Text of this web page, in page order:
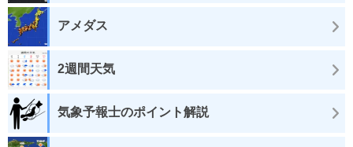
アメダス
2週間天気
気象予報士のポイント解説